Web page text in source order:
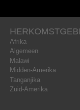
Afrika
Algemeen
Malawi
Midden-Amerika
Tanganjika
Zuid-Amerika